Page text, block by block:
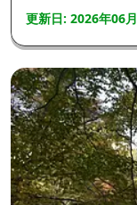
更新日: 2026年06